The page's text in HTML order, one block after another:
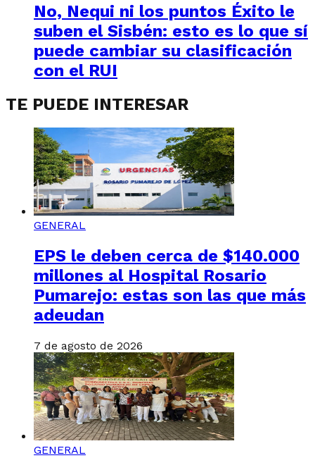
No, Nequi ni los puntos Éxito le
suben el Sisbén: esto es lo que sí
puede cambiar su clasificación
con el RUI
TE PUEDE INTERESAR
GENERAL
EPS le deben cerca de $140.000
millones al Hospital Rosario
Pumarejo: estas son las que más
adeudan
7 de agosto de 2026
GENERAL